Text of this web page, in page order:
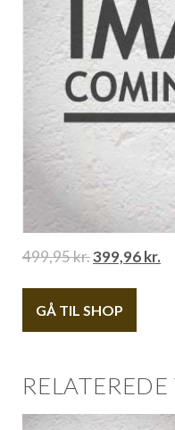
499,95kr.399,96kr.
GÅ TIL SHOP
RELATEREDE